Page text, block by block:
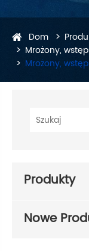
Dom
Mrożony,
Mrożony,
Produkty
Nowe